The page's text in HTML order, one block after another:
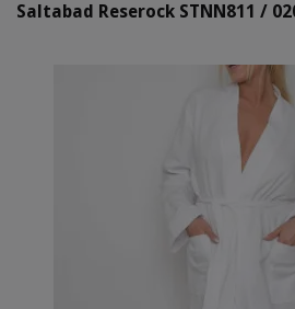
Saltabad Reserock STNN811 /